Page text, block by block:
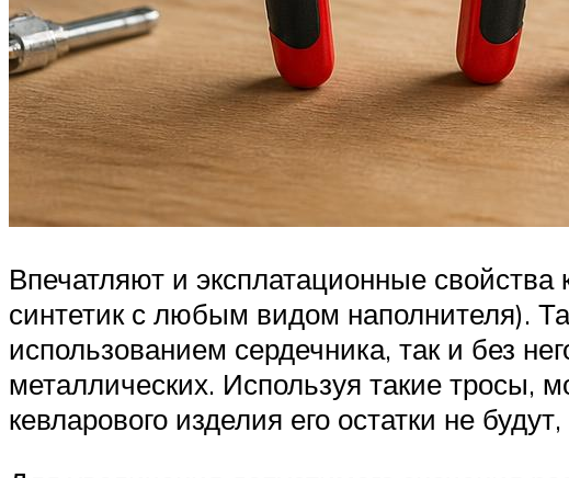
Впечатляют и эксплатационные
синтетик с любым видом наполнителя).
использованием сердечника, так и без
металлических. Используя такие тросы,
кевларового изделия его остатки не